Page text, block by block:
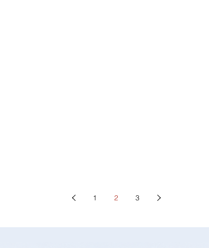
1 2 3